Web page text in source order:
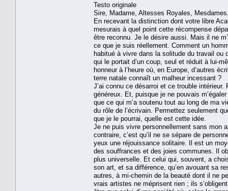
Testo originale
Sire, Madame, Altesses Royales,
En recevant la distinction dont votre libre
mesurais à quel point cette récompense
être reconnu. Je le désire aussi. Mais il ne
ce que je suis réellement. Comment un
habitué à vivre dans la solitude du travail ou
qui le portait d’un coup, seul et réduit à lui-
honneur à l’heure où, en Europe, d’autres
terre natale connaît un malheur incessant ?
J’ai connu ce désarroi et ce trouble
généreux. Et, puisque je ne pouvais
que ce qui m’a soutenu tout au long de ma
du rôle de l’écrivain. Permettez seulement
que je le pourrai, quelle est cette idée.
Je ne puis vivre personnellement sans mon
contraire, c’est qu’il ne se sépare de
yeux une réjouissance solitaire. Il est un
des souffrances et des joies communes. Il
plus universelle. Et celui qui, souvent, a
son art, et sa différence, qu’en avouant sa
autres, à mi-chemin de la beauté dont il ne
vrais artistes ne méprisent rien ; ils